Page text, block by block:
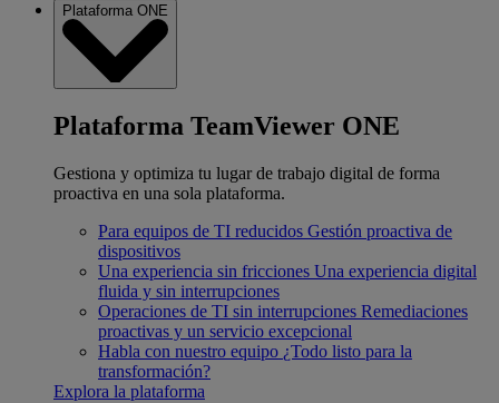
Plataforma ONE
Plataforma TeamViewer ONE
Gestiona y optimiza tu lugar de trabajo digital de forma
proactiva en una sola plataforma.
Para equipos de TI reducidos Gestión proactiva de
dispositivos
Una experiencia sin fricciones Una experiencia digital
fluida y sin interrupciones
Operaciones de TI sin interrupciones Remediaciones
proactivas y un servicio excepcional
Habla con nuestro equipo ¿Todo listo para la
transformación?
Explora la plataforma